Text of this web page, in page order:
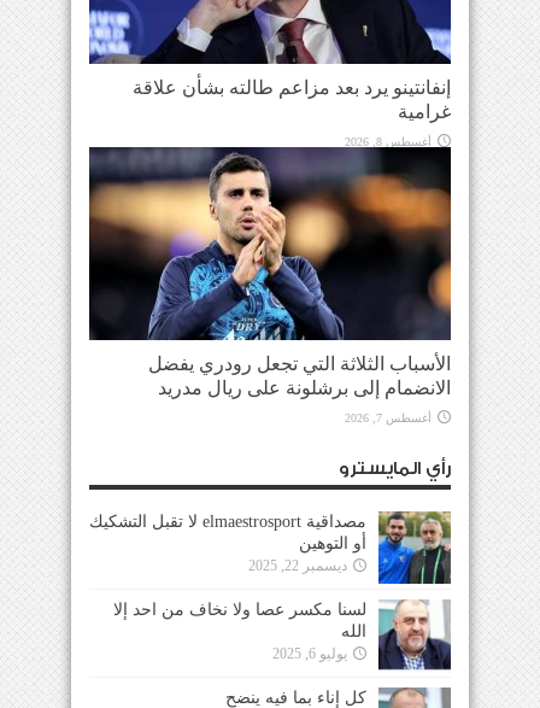
إنفانتينو يرد بعد مزاعم طالته بشأن علاقة
غرامية
أغسطس 8, 2026
الأسباب الثلاثة التي تجعل رودري يفضل
الانضمام إلى برشلونة على ريال مدريد
أغسطس 7, 2026
رأي المايسترو
مصداقية elmaestrosport لا تقبل التشكيك
أو التوهين
ديسمبر 22, 2025
لسنا مكسر عصا ولا نخاف من احد إلا
الله
يوليو 6, 2025
كل إناء بما فيه ينضح